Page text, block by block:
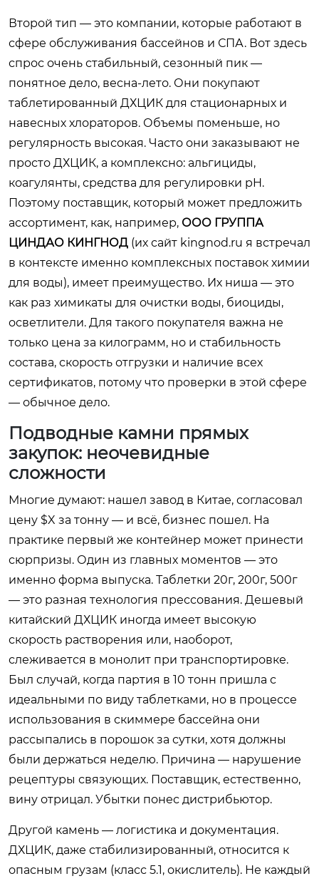
Второй тип — это компании, которые работают в
сфере обслуживания бассейнов и СПА. Вот здесь
спрос очень стабильный, сезонный пик —
понятное дело, весна-лето. Они покупают
таблетированный ДХЦИК для стационарных и
навесных хлораторов. Объемы поменьше, но
регулярность высокая. Часто они заказывают не
просто ДХЦИК, а комплексно: альгициды,
коагулянты, средства для регулировки pH.
Поэтому поставщик, который может предложить
ассортимент, как, например, ООО ГРУППА
ЦИНДАО КИНГНОД (их сайт kingnod.ru я встречал
в контексте именно комплексных поставок химии
для воды), имеет преимущество. Их ниша — это
как раз химикаты для очистки воды, биоциды,
осветлители. Для такого покупателя важна не
только цена за килограмм, но и стабильность
состава, скорость отгрузки и наличие всех
сертификатов, потому что проверки в этой сфере
— обычное дело.
Подводные камни прямых
закупок: неочевидные
сложности
Многие думают: нашел завод в Китае, согласовал
цену $X за тонну — и всё, бизнес пошел. На
практике первый же контейнер может принести
сюрпризы. Один из главных моментов — это
именно форма выпуска. Таблетки 20г, 200г, 500г
— это разная технология прессования. Дешевый
китайский ДХЦИК иногда имеет высокую
скорость растворения или, наоборот,
слеживается в монолит при транспортировке.
Был случай, когда партия в 10 тонн пришла с
идеальными по виду таблетками, но в процессе
использования в скиммере бассейна они
рассыпались в порошок за сутки, хотя должны
были держаться неделю. Причина — нарушение
рецептуры связующих. Поставщик, естественно,
вину отрицал. Убытки понес дистрибьютор.
Другой камень — логистика и документация.
ДХЦИК, даже стабилизированный, относится к
опасным грузам (класс 5.1, окислитель). Не каждый